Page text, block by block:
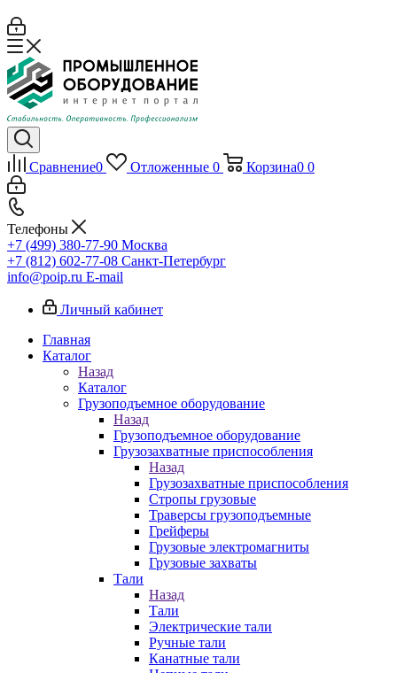
Сравнение0 Отложенные 0 Корзина0 0
Телефоны
+7 (499) 380-77-90 Москва
+7 (812) 602-77-08 Санкт-Петербург
info@poip.ru E-mail
Личный кабинет
Главная
Каталог
Назад
Каталог
Грузоподъемное оборудование
Назад
Грузоподъемное оборудование
Грузозахватные приспособления
Назад
Грузозахватные приспособления
Стропы грузовые
Траверсы грузоподъемные
Грейферы
Грузовые электромагниты
Грузовые захваты
Тали
Назад
Тали
Электрические тали
Ручные тали
Канатные тали